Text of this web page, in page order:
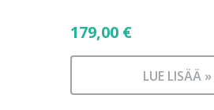
179,00 €
LUE LISÄÄ »